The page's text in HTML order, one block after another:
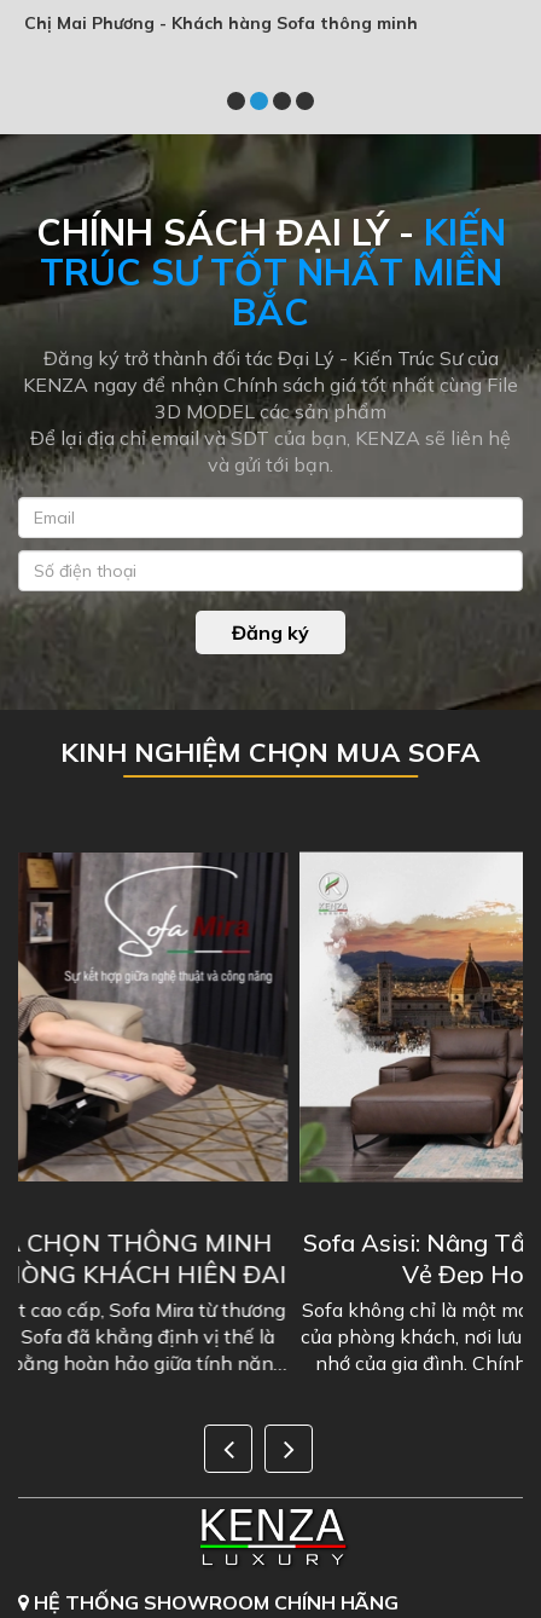
Chị Mai Phương - Khách hàng Sofa thông minh
CHÍNH SÁCH ĐẠI LÝ - KIẾN
TRÚC SƯ TỐT NHẤT MIỀN
BẮC
Đăng ký trở thành đối tác Đại Lý - Kiến Trúc Sư của
KENZA ngay để nhận Chính sách giá tốt nhất cùng File
3D MODEL các sản phẩm
Để lại địa chỉ email và SDT của bạn, KENZA sẽ liên hệ
và gửi tới bạn.
Đăng ký
KINH NGHIỆM CHỌN MUA SOFA
Sofa Asisi: Nâng Tầm Không Gian Sống Với
Vẻ Đẹp Hoàn Mỹ Chuẩn Ý
Sofa không chỉ là một món đồ nội thất, nó là "linh hồn"
của phòng khách, nơi lưu giữ những khoảnh khắc đáng
nhớ của gia đình. Chính vì vậy, việc lựa chọn một bộ
HỆ THỐNG SHOWROOM CHÍNH HÃNG